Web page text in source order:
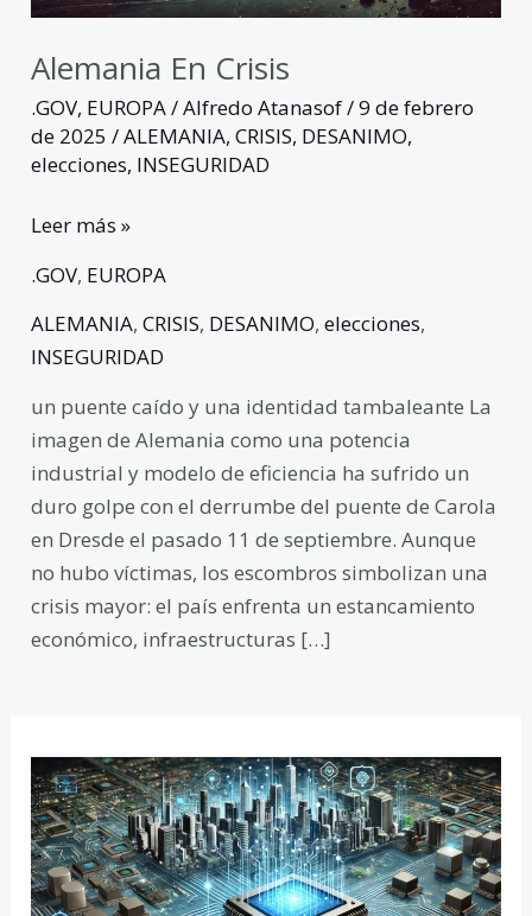
Alemania En Crisis
.GOV, EUROPA/Alfredo Atanasof/9 de febrero
de 2025/ALEMANIA,CRISIS, DESANIMO,
elecciones, INSEGURIDAD
Leer más »
.GOV, EUROPA
ALEMANIA,CRISIS, DESANIMO,elecciones,
INSEGURIDAD
un puente caído y una identidad tambaleante La
imagen de Alemania como una potencia
industrial y modelo de eficiencia ha sufrido un
duro golpe con el derrumbe del puente de Carola
en Dresde el pasado 11 de septiembre. Aunque
no hubo víctimas, los escombros simbolizan una
crisis mayor: el país enfrenta un estancamiento
económico, infraestructuras […]